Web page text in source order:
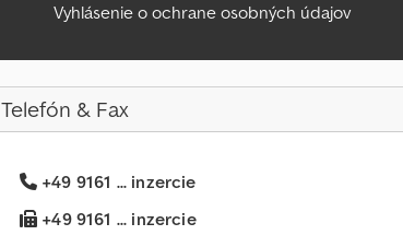
Vyhlásenie o ochrane osobných údajov
Telefón & Fax
+49 9161 ... inzercie
+49 9161 ... inzercie